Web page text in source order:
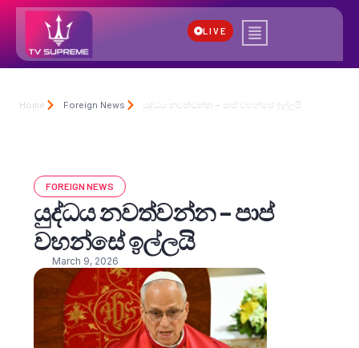
LIVE
Home Foreign News යුද්ධය නවත්වන්න – පාප් වහන්සේ ඉල්ලයි
FOREIGN NEWS
යුද්ධය නවත්වන්න – පාප්
වහන්සේ ඉල්ලයි
March 9, 2026